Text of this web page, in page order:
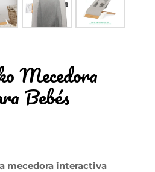
Mecedora
Bebés
mecedora interactiva